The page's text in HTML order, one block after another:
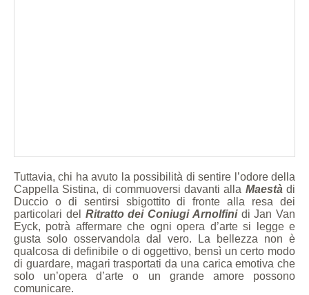
Tuttavia, chi ha avuto la possibilità di sentire l’odore della
Cappella Sistina, di commuoversi davanti alla Maestàdi
Duccio o di sentirsi sbigottito di fronte alla resa dei
particolari del Ritratto dei Coniugi Arnolfinidi Jan Van
Eyck, potrà affermare che ogni opera d’arte si legge e
gusta solo osservandola dal vero. La bellezza non è
qualcosa di definibile o di oggettivo, bensì un certo modo
di guardare, magari trasportati da una carica emotiva che
solo un’opera d’arte o un grande amore possono
comunicare.